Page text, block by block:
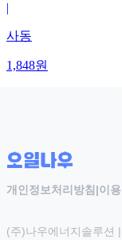
|
사동
1,848원
개인정보처리방침 |이
(주)나우에너지솔루션